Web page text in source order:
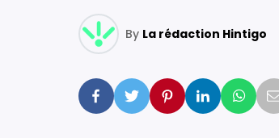
By La rédaction Hintigo
Facebook
Twitter PinterestLinkedin